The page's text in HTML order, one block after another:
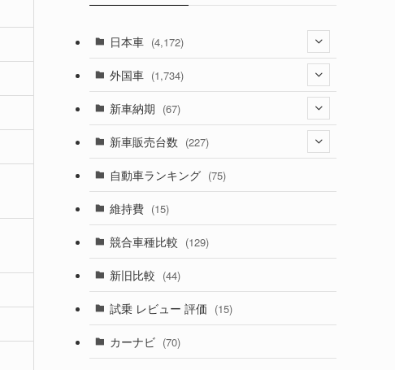
日本車 (4,172)
(1,321)
(329)
(525)
(357)
(328)
(194)
(230)
(253)
外国車 (1,734)
(188)
(242)
(85)
(84)
(14)
(222)
(50)
(58)
新車納期 (67)
(28)
(8)
(3)
(3)
(5)
(1)
新車販売台数 (227)
(21)
(5)
(7)
(5)
自動車ランキング (75)
維持費 (15)
競合車種比較 (129)
新旧比較 (44)
試乗 レビュー 評価 (15)
カーナビ (70)